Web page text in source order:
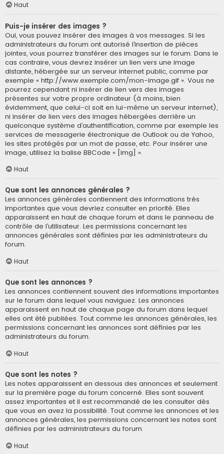
Haut
Puis-je insérer des images ?
Oui, vous pouvez insérer des images à vos messages. Si les
administrateurs du forum ont autorisé l’insertion de pièces
jointes, vous pourrez transférer des images sur le forum. Dans le
cas contraire, vous devrez insérer un lien vers une image
distante, hébergée sur un serveur internet public, comme par
exemple « http://www.exemple.com/mon-image.gif ». Vous ne
pourrez cependant ni insérer de lien vers des images
présentes sur votre propre ordinateur (à moins, bien
évidemment, que celui-ci soit en lui-même un serveur internet),
ni insérer de lien vers des images hébergées derrière un
quelconque système d’authentification, comme par exemple les
services de messagerie électronique de Outlook ou de Yahoo,
les sites protégés par un mot de passe, etc. Pour insérer une
image, utilisez la balise BBCode « [img] ».
Haut
Que sont les annonces générales ?
Les annonces générales contiennent des informations très
importantes que vous devriez consulter en priorité. Elles
apparaissent en haut de chaque forum et dans le panneau de
contrôle de l’utilisateur. Les permissions concernant les
annonces générales sont définies par les administrateurs du
forum.
Haut
Que sont les annonces ?
Les annonces contiennent souvent des informations importantes
sur le forum dans lequel vous naviguez. Les annonces
apparaissent en haut de chaque page du forum dans lequel
elles ont été publiées. Tout comme les annonces générales, les
permissions concernant les annonces sont définies par les
administrateurs du forum.
Haut
Que sont les notes ?
Les notes apparaissent en dessous des annonces et seulement
sur la première page du forum concerné. Elles sont souvent
assez importantes et il est recommandé de les consulter dès
que vous en avez la possibilité. Tout comme les annonces et les
annonces générales, les permissions concernant les notes sont
définies par les administrateurs du forum.
Haut